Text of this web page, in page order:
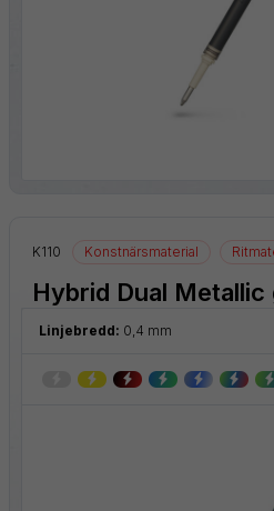
K110 Konstnärsmaterial
Hybrid Dual Metallic
Linjebredd: 0,4 mm